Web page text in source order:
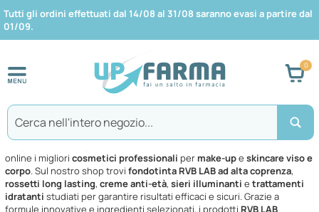
Tutti gli ordini effettuati dal 14/08 al 31/08 saranno evasi a partire dal
01/09.
COSMETICA HUB SpA
online i migliori cosmetici professionali per make-upe skincare viso e
corpo. Sul nostro shop trovi fondotinta RVB LAB ad alta coprenza,
rossetti long lasting, creme anti-età, sieri illuminanti e trattamenti
idratanti studiati per garantire risultati efficaci e sicuri. Grazie a
formule innovative e ingredienti selezionati, i prodotti RVB LAB